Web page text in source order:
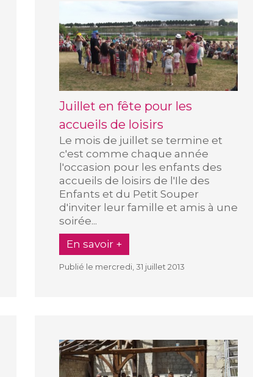
Juillet en fête pour les
accueils de loisirs
Le mois de juillet se termine et
c'est comme chaque année
l'occasion pour les enfants des
accueils de loisirs de l'Ile des
Enfants et du Petit Souper
d'inviter leur famille et amis à une
soirée...
En savoir +
Publié le mercredi, 31 juillet 2013